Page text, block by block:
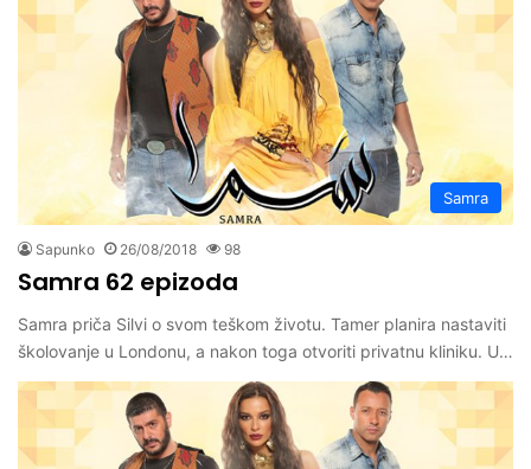
Samra
Sapunko 26/08/2018 98
Samra 62 epizoda
Samra priča Silvi o svom teškom životu. Tamer planira nastaviti
školovanje u Londonu, a nakon toga otvoriti privatnu kliniku. U…